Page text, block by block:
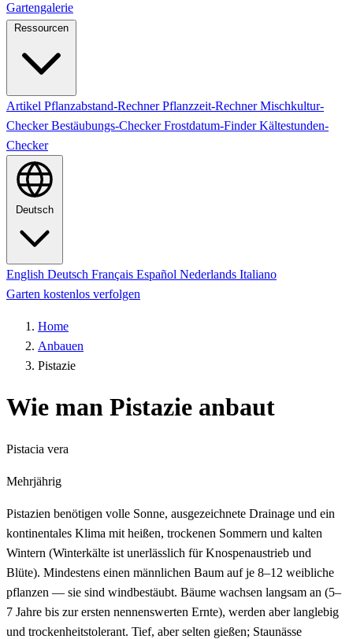
Gartengalerie
Ressourcen
Artikel Pflanzabstand-RechnerPflanzzeit-RechnerMischkultur-
CheckerBestäubungs-CheckerFrostdatum-FinderKältestunden-
Checker
Deutsch
English Deutsch Français Español Nederlands Italiano
Garten kostenlos verfolgen
Home
Anbauen
Pistazie
Wie man Pistazie anbaut
Pistacia vera
Mehrjährig
Pistazien benötigen volle Sonne, ausgezeichnete Drainage und ein
kontinentales Klima mit heißen, trockenen Sommern und kalten
Wintern (Winterkälte ist unerlässlich für Knospenaustrieb und
Blüte). Mindestens einen männlichen Baum auf je 8–12 weibliche
pflanzen — sie sind windbestäubt. Bäume wachsen langsam an (5–
7 Jahre bis zur ersten nennenswerten Ernte), werden aber langlebig
und trockenheitstolerant. Tief, aber selten gießen; Staunässe